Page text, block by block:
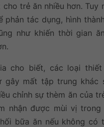
trẻ ăn nhiều hơn. Tuy
phản tác dụng, hình
như khiến thời gian
cho biết, các loại
gây mất tập trung khác
chỉnh sự thèm ăn của
nhận được mùi vị
bữa ăn nếu không có